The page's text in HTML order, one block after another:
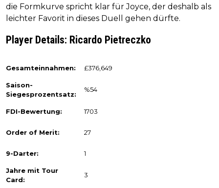
die Formkurve spricht klar für Joyce, der deshalb als
leichter Favorit in dieses Duell gehen dürfte.
Player Details: Ricardo Pietreczko
Gesamteinnahmen: £376,649
Saison-
Siegesprozentsatz:
%54
FDI-Bewertung: 1703
Order of Merit: 27
9-Darter: 1
Jahre mit Tour
Card:
3